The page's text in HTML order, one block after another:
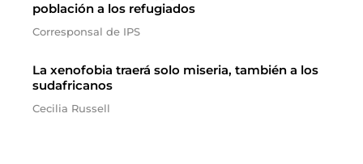
población a los refugiados
Corresponsal de IPS
La xenofobia traerá solo miseria, también a los
sudafricanos
Cecilia Russell